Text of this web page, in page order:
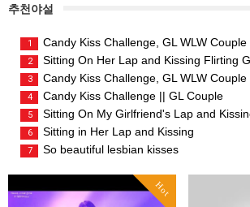
추천야설
1 Candy Kiss Challenge, GL WLW Couple
2 Sitting On Her Lap and Kissing Flirting
3 Candy Kiss Challenge, GL WLW Couple
4 Candy Kiss Challenge || GL Couple
5 Sitting On My Girlfriend's Lap and Kissing,
6 Sitting in Her Lap and Kissing
7 So beautiful lesbian kisses
Hot